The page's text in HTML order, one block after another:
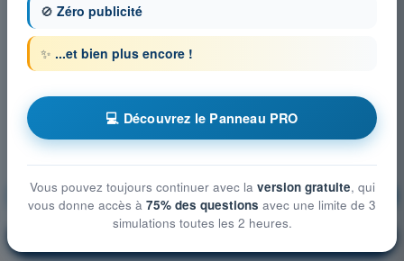
Règlementation S'entraîner !
🚫 Zéro publicité
✨ ...et bien plus encore !
💻 Découvrez le Panneau PRO
Vous pouvez toujours continuer avec la version gratuite, qui
vous donne accès à 75% des questions avec une limite de 3
simulations toutes les 2 heures.